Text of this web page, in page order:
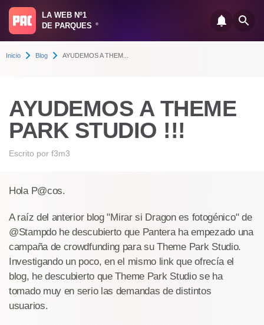
LA WEB Nº1
DE PARQUES
®
Inicio Blog AYUDEMOS A THEM...
AYUDEMOS A THEME
PARK STUDIO !!!
Escrito por f3m3
Hola P@cos.
A raíz del anterior blog "Mirar si Dragon es fotogénico" de
@Stampdo he descubierto que Pantera ha empezado una
campaña de crowdfunding para su Theme Park Studio.
Investigando un poco, en el mismo link que ofrecía el
blog, he descubierto que Theme Park Studio se ha
tomado muy en serio las demandas de distintos
usuarios.